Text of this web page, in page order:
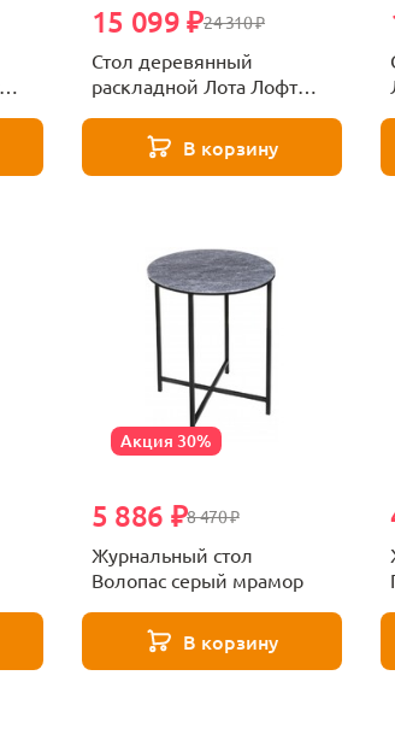
24 310 ₽
15 099 ₽
Стол деревянный
раскладной Лота Лофт
матовый / дуб вотан
В корзину
Акция 30%
8 470 ₽
5 886 ₽
Журнальный стол
Волопас серый мрамор
В корзину